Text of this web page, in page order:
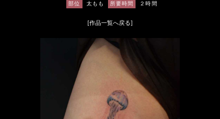
部位 太もも 所要時間 ２時間